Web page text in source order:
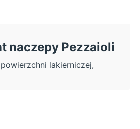
naczepy Pezzaioli
lakierniczej,